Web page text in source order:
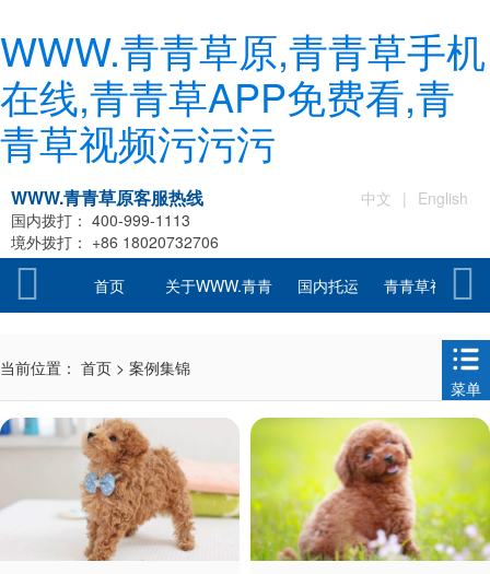
WWW.青青草原,青青草手机
在线,青青草APP免费看,青
青草视频污污污
WWW.青青草原客服热线
国内拨打： 400-999-1113
境外拨打： +86 18020732706
中文 | English
首页 关于WWW.青青 国内托运 青青草视频污污
污托运
当前位置： 首页 > 案例集锦
菜单